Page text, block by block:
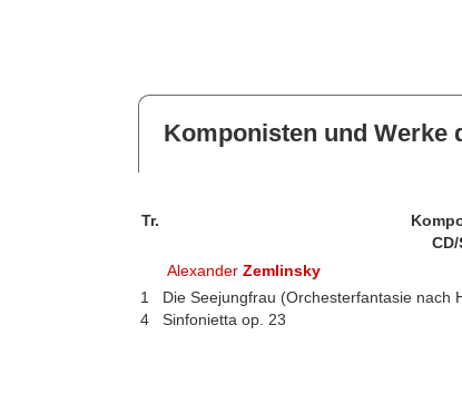
Komponisten und Werke
Tr.
AlexanderZemlinsky
1
Die Seejungfrau (Orchesterfantasie nach
4
Sinfonietta op. 23